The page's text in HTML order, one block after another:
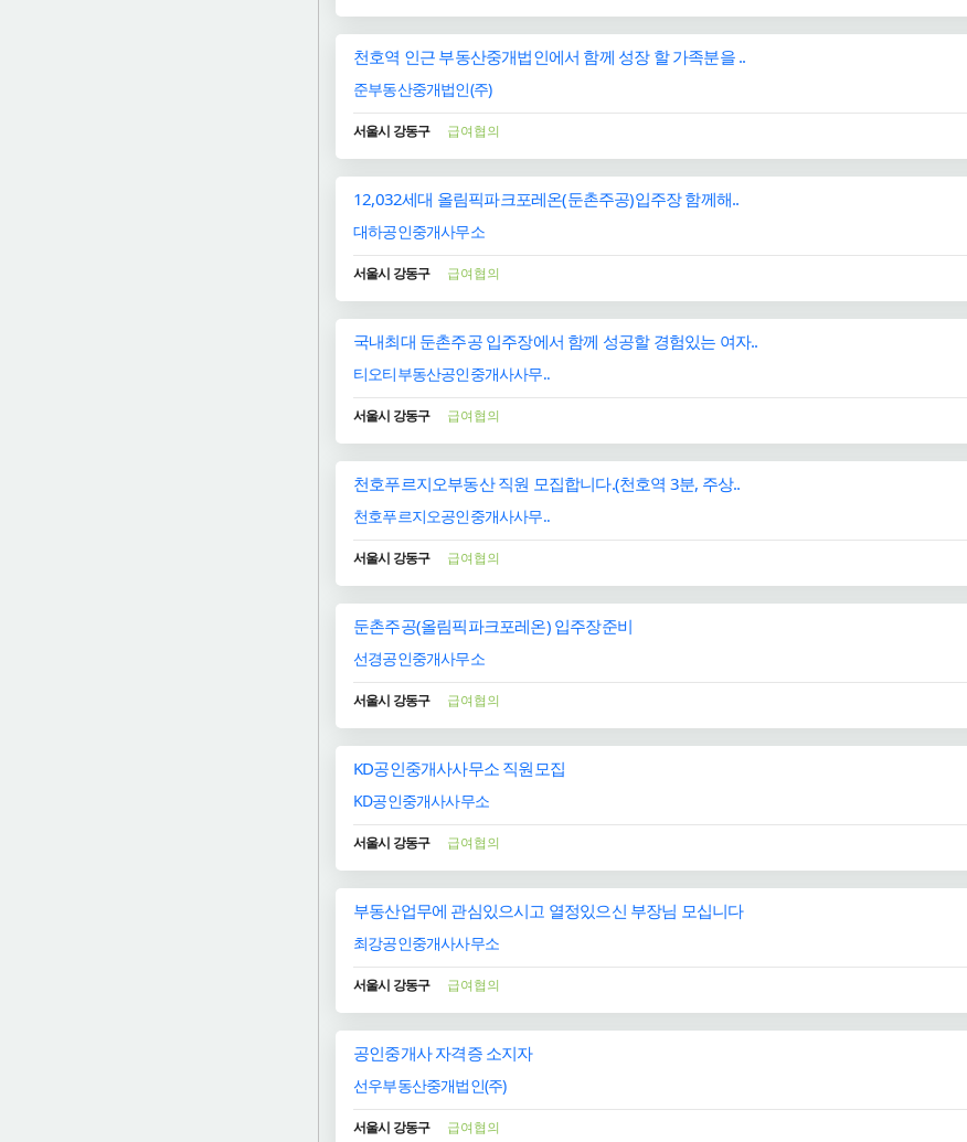
천호역 인근 부동산중개법인에서 함께 성장 할 가족분을 ..
준부동산중개법인(주)
서울시 강동구 급여협의
12,032세대 올림픽파크포레온(둔촌주공)입주장 함께해..
대하공인중개사무소
서울시 강동구 급여협의
국내최대 둔촌주공 입주장에서 함께 성공할 경험있는 여자..
티오티부동산공인중개사사무..
서울시 강동구 급여협의
천호푸르지오부동산 직원 모집합니다.(천호역 3분, 주상..
천호푸르지오공인중개사사무..
서울시 강동구 급여협의
둔촌주공(올림픽파크포레온) 입주장준비
선경공인중개사무소
서울시 강동구 급여협의
KD공인중개사사무소 직원모집
KD공인중개사사무소
서울시 강동구 급여협의
부동산업무에 관심있으시고 열정있으신 부장님 모십니다
최강공인중개사사무소
서울시 강동구 급여협의
공인중개사 자격증 소지자
선우부동산중개법인(주)
서울시 강동구 급여협의